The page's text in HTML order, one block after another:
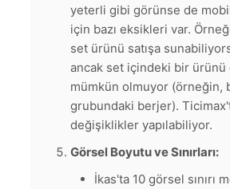
yeterli gibi görünse de
için bazı eksikleri var.
set ürünü satışa
ancak set içindeki bir ürünü
mümkün olmuyor (örneğin,
grubundaki berjer).
değişiklikler yapılabiliyor.
Görsel Boyutu ve Sınırları:
İkas'ta 10 görsel sınırı